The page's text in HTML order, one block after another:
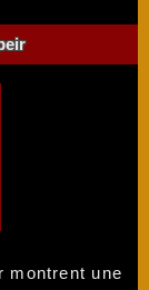
montrent une